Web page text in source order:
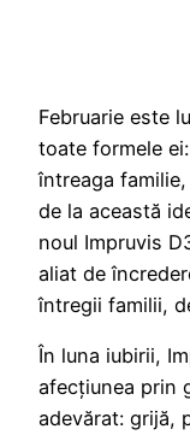
Februarie este
toate formele
întreaga
de la această
noul Impruvis
aliat de
întregii familii,
În luna iubirii,
afecțiunea prin
adevărat: grijă,